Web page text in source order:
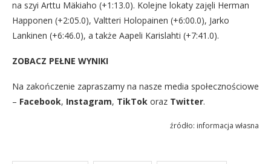
na szyi Arttu Mäkiaho (+1:13.0). Kolejne lokaty zajęli Herman
Happonen (+2:05.0), Valtteri Holopainen (+6:00.0), Jarko
Lankinen (+6:46.0), a także Aapeli Karislahti (+7:41.0).
ZOBACZ PEŁNE WYNIKI
Na zakończenie zapraszamy na nasze media społecznościowe
– Facebook, Instagram, TikTok oraz Twitter.
źródło: informacja własna